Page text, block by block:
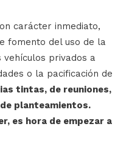
carácter inmediato,
fomento del uso de la
privados a
o la pacificación de
tintas, de reuniones,
planteamientos.
es hora de empezar a